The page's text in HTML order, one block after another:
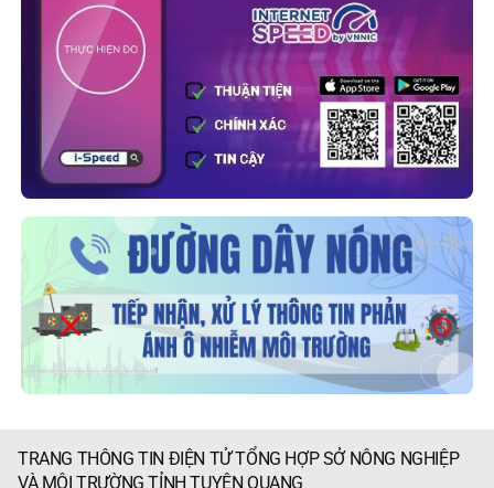
TRANG THÔNG TIN ĐIỆN TỬ TỔNG HỢP SỞ NÔNG NGHIỆP
VÀ MÔI TRƯỜNG TỈNH TUYÊN QUANG